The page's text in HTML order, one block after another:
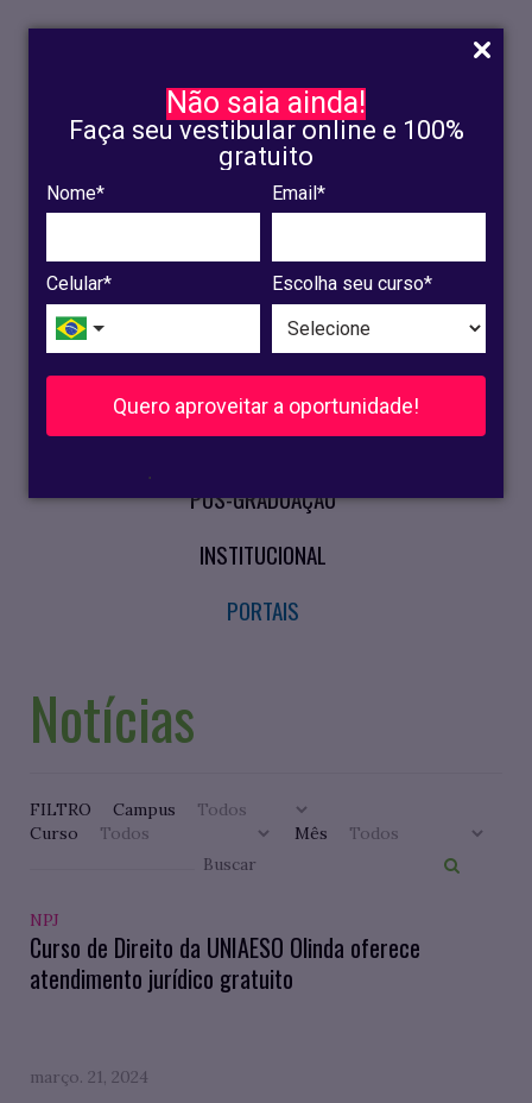
Não saia ainda!
Faça seu vestibular online e 100%
gratuito
Nome* Email*
Celular* Escolha seu curso*
Quero aproveitar a oportunidade!
.
INSCRIÇÃO
OLINDA
RECIFE
VESTIBULAR
CURSOS PRESENCIAIS
PÓS-GRADUAÇÃO
INSTITUCIONAL
PORTAIS
Notícias
FILTRO
Campus
Curso
Mês
NPJ
Curso de Direito da UNIAESO Olinda oferece
atendimento jurídico gratuito
março. 21, 2024